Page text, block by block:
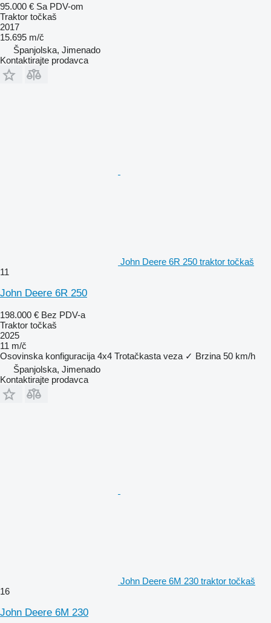
95.000 € Sa PDV-om
Traktor točkaš
2017
15.695 m/č
Španjolska, Jimenado
Kontaktirajte prodavca
John Deere 6R 250 traktor točkaš
11
John Deere 6R 250
198.000 € Bez PDV-a
Traktor točkaš
2025
11 m/č
Osovinska konfiguracija 4x4 Trotačkasta veza ✓ Brzina 50 km/h
Španjolska, Jimenado
Kontaktirajte prodavca
John Deere 6M 230 traktor točkaš
16
John Deere 6M 230